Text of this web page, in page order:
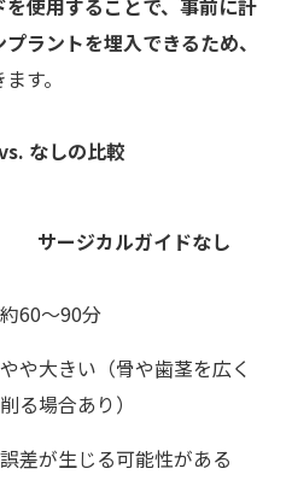
ラントを埋入できるため、
す。
なしの比較
サージカルガイドなし
約60〜90分
やや大きい（骨や歯茎を広く
削る場合あり）
誤差が生じる可能性がある